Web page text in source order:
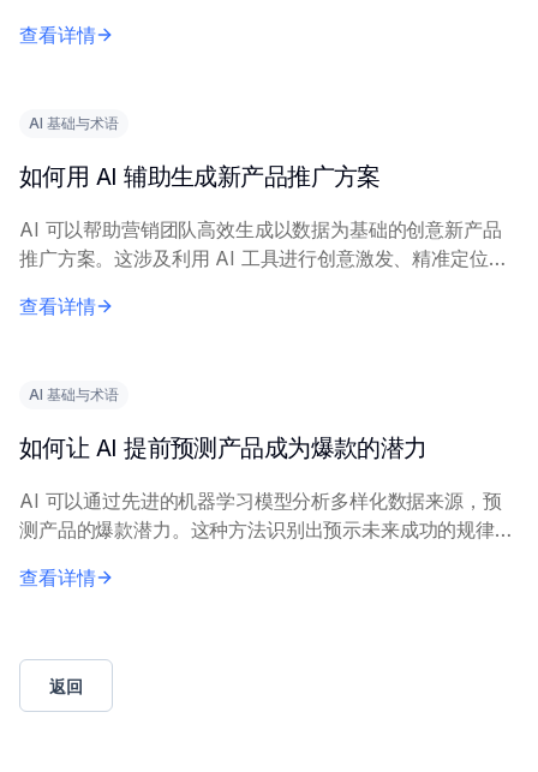
晰、完整的输入文本。关键技术包括抽取式...
查看详情
AI 基础与术语
如何用 AI 辅助生成新产品推广方案
AI 可以帮助营销团队高效生成以数据为基础的创意新产品
推广方案。这涉及利用 AI 工具进行创意激发、精准定位和
训练 AI 模型，以生成相关洞察。营...
查看详情
AI 基础与术语
如何让 AI 提前预测产品成为爆款的潜力
AI 可以通过先进的机器学习模型分析多样化数据来源，预
测产品的爆款潜力。这种方法识别出预示未来成功的规律模
感、搜索趋势和消费者反馈。机器学习技术，...
查看详情
返回